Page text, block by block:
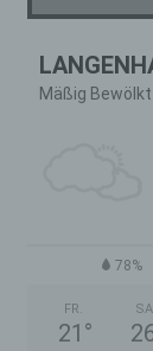
Mäßig Bewölkt
78%
FR.
21 °